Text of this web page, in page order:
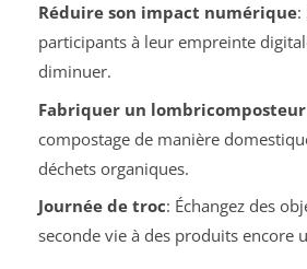
Réduire son impact numérique:
participants à leur empreinte
diminuer.
Fabriquer un lombricomposteur
compostage de manière
déchets organiques.
Journée de troc: Échangez des
seconde vie à des produits encore